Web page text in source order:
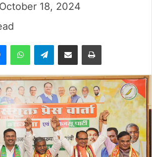
October 18, 2024
MessengerWhatsAppTelegramShare via Email Print